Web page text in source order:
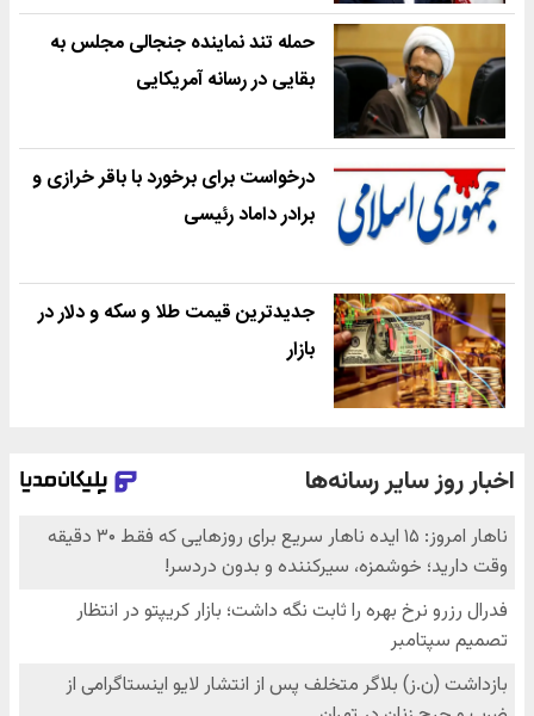
حمله تند نماینده جنجالی مجلس به
بقایی در رسانه آمریکایی
درخواست برای برخورد با باقر خرازی و
برادر داماد رئیسی
جدیدترین قیمت طلا و سکه و دلار در
بازار